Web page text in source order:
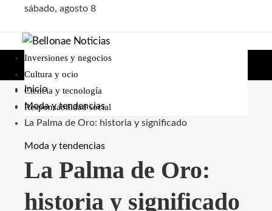
sábado, agosto 8
Inversiones y negocios
Cultura y ocio
Ciencia y tecnología
Responsabilidad social
Inicio
Moda y tendencias
La Palma de Oro: historia y significado
Moda y tendencias
La Palma de Oro:
historia y significado